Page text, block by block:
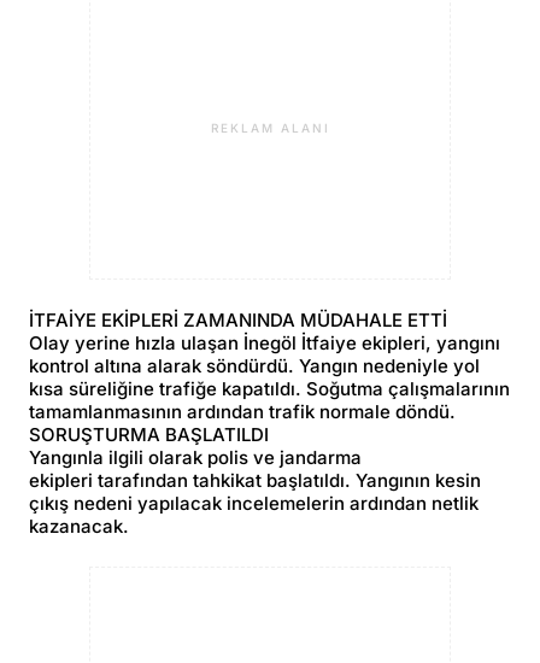
REKLAM ALANI
İTFAİYE EKİPLERİ ZAMANINDA MÜDAHALE ETTİ
Olay yerine hızla ulaşan İnegöl İtfaiye ekipleri, yangını
kontrol altına alarak söndürdü. Yangın nedeniyle yol
kısa süreliğine trafiğe kapatıldı. Soğutma çalışmalarının
tamamlanmasının ardından trafik normale döndü.
SORUŞTURMA BAŞLATILDI
Yangınla ilgili olarak polis ve jandarma
ekipleri tarafından tahkikat başlatıldı. Yangının kesin
çıkış nedeni yapılacak incelemelerin ardından netlik
kazanacak.